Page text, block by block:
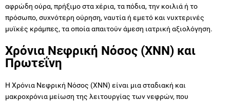
αφρώδη ούρα, πρήξιμο στα χέρια, τα πόδια, την κοιλιά ή το
πρόσωπο, συχνότερη ούρηση, ναυτία ή εμετό και νυχτερινές
μυϊκές κράμπες, τα οποία απαιτούν άμεση ιατρική αξιολόγηση.
Χρόνια Νεφρική Νόσος (ΧΝΝ) και
Πρωτεΐνη
Η Χρόνια Νεφρική Νόσος (ΧΝΝ) είναι μια σταδιακή και
μακροχρόνια μείωση της λειτουργίας των νεφρών, που